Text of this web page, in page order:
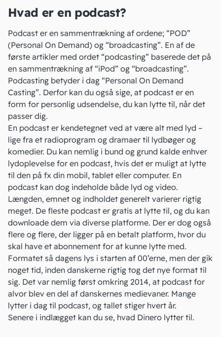
Hvad er en podcast?
Podcast er en sammentrækning af ordene; “POD”
(Personal On Demand) og “broadcasting”. En af de
første artikler med ordet “podcasting” baserede det på
en sammentrækning af “iPod” og “broadcasting”.
Podcasting betyder i dag “Personal On Demand
Casting”. Derfor kan du også sige, at podcast er en
form for personlig udsendelse, du kan lytte til, når det
passer dig.
En podcast er kendetegnet ved at være alt med lyd –
lige fra et radioprogram og dramaer til lydbøger og
komedier. Du kan nemlig i bund og grund kalde enhver
lydoplevelse for en podcast, hvis det er muligt at lytte
til den på fx din mobil, tablet eller computer. En
podcast kan dog indeholde både lyd og video.
Længden, emnet og indholdet generelt varierer rigtig
meget. De fleste podcast er gratis at lytte til, og du kan
downloade dem via diverse platforme. Der er dog også
flere og flere, der ligger på en betalt platform, hvor du
skal have et abonnement for at kunne lytte med.
Formatet så dagens lys i starten af 00’erne, men der gik
noget tid, inden danskerne rigtig tog det nye format til
sig. Det var nemlig først omkring 2014, at podcast for
alvor blev en del af danskernes medievaner. Mange
lytter i dag til podcast, og tallet stiger hvert år.
Senere i indlægget kan du se, hvad Dinero lytter til.